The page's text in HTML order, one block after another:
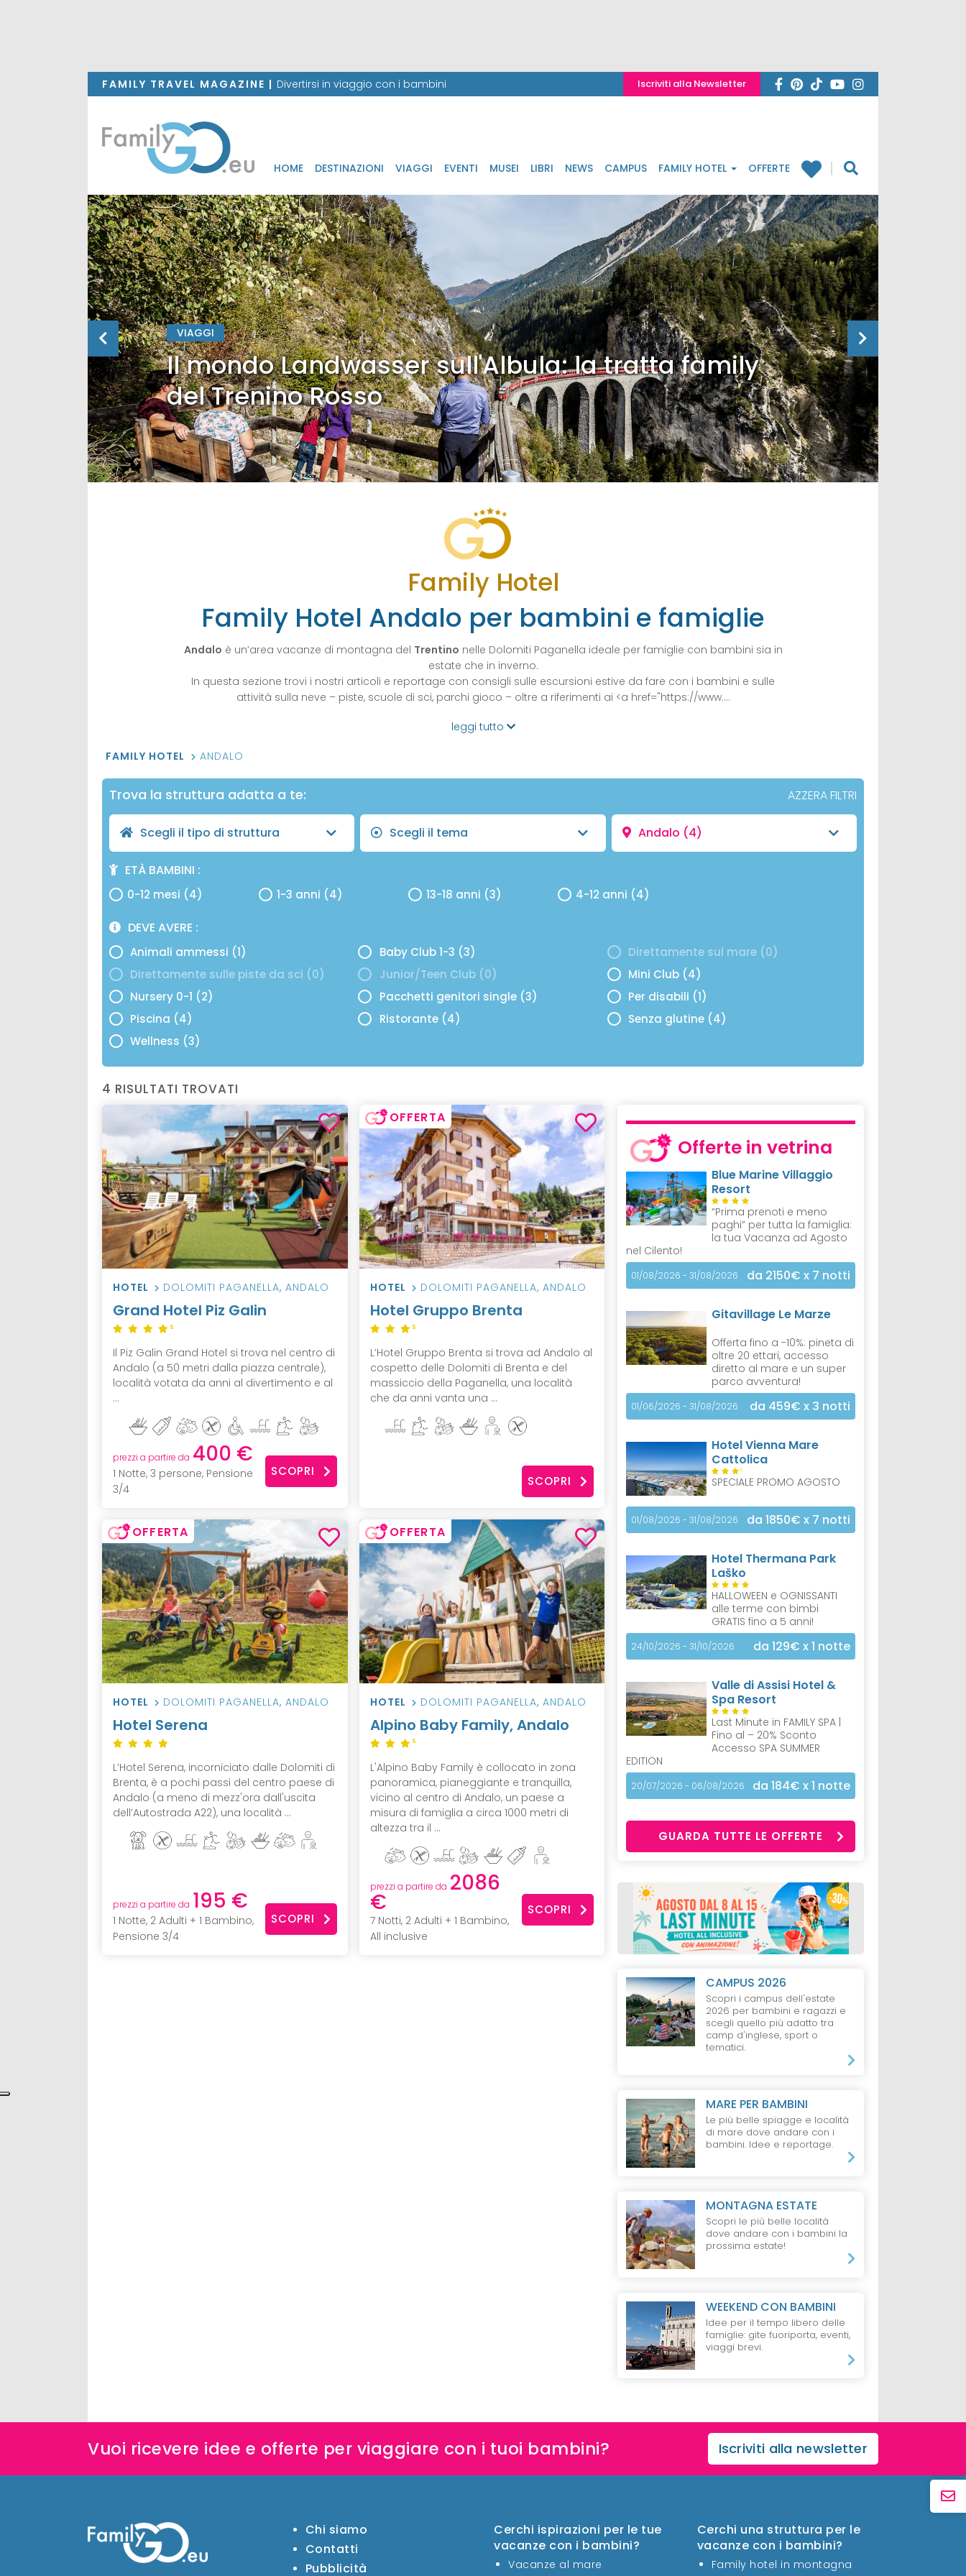
FAMILY TRAVEL MAGAZINE | Divertirsi in viaggio con i bambini Iscriviti alla Newsletter
HOME DESTINAZIONI VIAGGI EVENTI MUSEI LIBRI NEWS CAMPUS FAMILY HOTEL OFFERTE
VIAGGI
Il mondo Landwasser sull'Albula: la tratta family
del Trenino Rosso
Family Hotel
Family Hotel Andalo per bambini e famiglie
Andalo è un’area vacanze di montagna del Trentino nelle Dolomiti Paganella ideale per famiglie con bambini sia in
estate che in inverno.
In questa sezione trovi i nostri articoli e reportage con consigli sulle escursioni estive da fare con i bambini e sulle
attività sulla neve – piste, scuole di sci, parchi gioco – oltre a riferimenti ai <a href="https://www.…
leggi tutto
FAMILY HOTEL ANDALO
Trova la struttura adatta a te: AZZERA FILTRI
Scegli il tipo di struttura Scegli il tema Andalo (4)
ETÀ BAMBINI
0-12 mesi (4) 1-3 anni (4) 13-18 anni (3) 4-12 anni (4)
DEVE AVERE
Animali ammessi (1) Baby Club 1-3 (3)
Direttamente sul mare (0)
Direttamente sulle piste da sci (0)
Junior/Teen Club (0)
Mini Club (4)
Nursery 0-1 (2)
Pacchetti genitori single (3)
Per disabili (1)
Piscina (4)
Ristorante (4)
Senza glutine (4)
Wellness (3)
4 RISULTATI TROVATI
HOTEL DOLOMITI PAGANELLA, ANDALO
Grand Hotel Piz Galin
S
Il Piz Galin Grand Hotel si trova nel centro di
Andalo (a 50 metri dalla piazza centrale),
località votata da anni al divertimento e al
...
prezzi a partire da 400 €
1 Notte, 3 persone, Pensione
3/4
SCOPRI
OFFERTA
HOTEL DOLOMITI PAGANELLA, ANDALO
Hotel Gruppo Brenta
S
L’Hotel Gruppo Brenta si trova ad Andalo al
cospetto delle Dolomiti di Brenta e del
massiccio della Paganella, una località
che da anni vanta una ...
SCOPRI
OFFERTA
HOTEL DOLOMITI PAGANELLA, ANDALO
Hotel Serena
L’Hotel Serena, incorniciato dalle Dolomiti di
Brenta, è a pochi passi del centro paese di
Andalo (a meno di mezz'ora dall'uscita
dell’Autostrada A22), una località ...
prezzi a partire da 195 €
1 Notte, 2 Adulti + 1 Bambino,
Pensione 3/4
SCOPRI
OFFERTA
HOTEL DOLOMITI PAGANELLA, ANDALO
Alpino Baby Family, Andalo
S
L'Alpino Baby Family è collocato in zona
panoramica, pianeggiante e tranquilla,
vicino al centro di Andalo, un paese a
misura di famiglia a circa 1000 metri di
altezza tra il ...
prezzi a partire da 2086
€
7 Notti, 2 Adulti + 1 Bambino,
All inclusive
SCOPRI
Offerte in vetrina
Blue Marine Villaggio
Resort
“Prima prenoti e meno
paghi” per tutta la famiglia:
la tua Vacanza ad Agosto
nel Cilento!
01/08/2026 - 31/08/2026 da 2150€ x 7 notti
Gitavillage Le Marze
Offerta fino a -10%: pineta di
oltre 20 ettari, accesso
diretto al mare e un super
parco avventura!
01/06/2026 - 31/08/2026 da 459€ x 3 notti
Hotel Vienna Mare
Cattolica
S
SPECIALE PROMO AGOSTO
01/08/2026 - 31/08/2026 da 1850€ x 7 notti
Hotel Thermana Park
Laško
HALLOWEEN e OGNISSANTI
alle terme con bimbi
GRATIS fino a 5 anni!
24/10/2026 - 31/10/2026 da 129€ x 1 notte
Valle di Assisi Hotel &
Spa Resort
Last Minute in FAMILY SPA |
Fino al – 20% Sconto
Accesso SPA SUMMER
EDITION
20/07/2026 - 06/08/2026 da 184€ x 1 notte
GUARDA TUTTE LE OFFERTE
CAMPUS 2026
Scopri i campus dell'estate
2026 per bambini e ragazzi e
scegli quello più adatto tra
camp d'inglese, sport o
tematici.
MARE PER BAMBINI
Le più belle spiagge e località
di mare dove andare con i
bambini. Idee e reportage.
MONTAGNA ESTATE
Scopri le più belle località
dove andare con i bambini la
prossima estate!
WEEKEND CON BAMBINI
Idee per il tempo libero delle
famiglie: gite fuoriporta, eventi,
viaggi brevi.
Vuoi ricevere idee e offerte per viaggiare con i tuoi bambini? Iscriviti alla newsletter
Chi siamo
Contatti
Pubblicità
Cerchi ispirazioni per le tue
vacanze con i bambini?
Vacanze al mare
Cerchi una struttura per le
vacanze con i bambini?
Family hotel in montagna